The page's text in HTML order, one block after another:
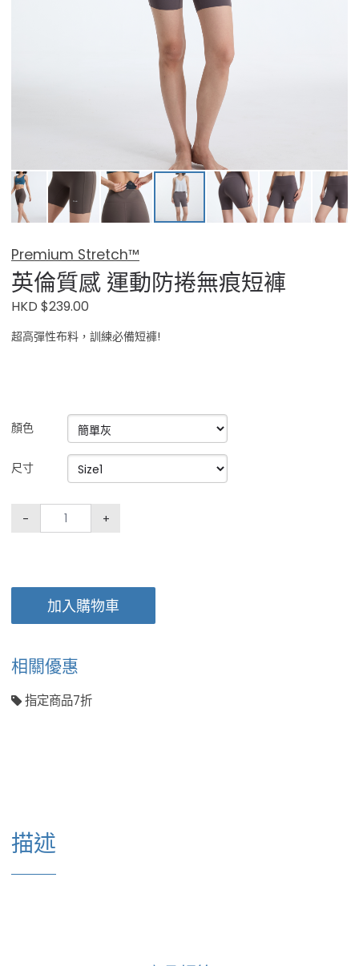
Premium Stretch™
英倫質感 運動防捲無痕短褲
HKD $239.00
超高彈性布料，訓練必備短褲!
顏色
尺寸
- +
加入購物車
相關優惠
指定商品7折
描述